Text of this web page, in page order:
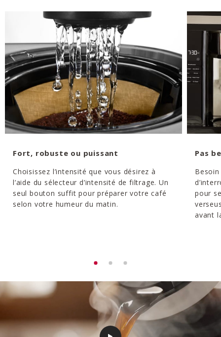
Fort, robuste ou puissant
Choisissez l’intensité que vous désirez à
l’aide du sélecteur d’intensité de filtrage. Un
seul bouton suffit pour préparer votre café
selon votre humeur du matin.
Pas
pour
avant